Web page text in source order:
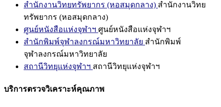
สำนักงานวิทยทรัพยากร (หอสมุดกลาง) สำนักงานวิทย
ทรัพยากร (หอสมุดกลาง)
ศูนย์หนังสือแห่งจุฬาฯ ศูนย์หนังสือแห่งจุฬาฯ
สำนักพิมพ์จุฬาลงกรณ์มหาวิทยาลัย สำนักพิมพ์
จุฬาลงกรณ์มหาวิทยาลัย
สถานีวิทยุแห่งจุฬาฯ สถานีวิทยุแห่งจุฬาฯ
บริการตรวจวิเคราะห์คุณภาพ